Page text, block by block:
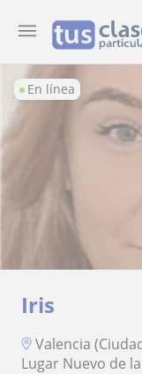
En línea
Iris
Valencia
Lugar Nuevo de